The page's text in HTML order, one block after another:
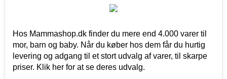
Hos Mammashop.dk finder du mere end 4.000 varer til
mor, barn og baby. Når du køber hos dem får du hurtig
levering og adgang til et stort udvalg af varer, til skarpe
priser. Klik her for at se deres udvalg.